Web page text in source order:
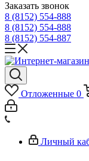
Заказать звонок
8 (8152) 554-888
8 (8152) 554-888
8 (8152) 554-887
Отложенные 0
Личный